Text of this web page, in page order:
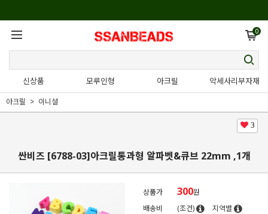
0
신상품 모루인형 아크릴 악세사리부자재
아크릴 이니셜
3
싼비즈 [6788-03]아크릴통과형 알파벳&큐브 22mm ,1개
상품가 300원
배송비
(조건) 지역별